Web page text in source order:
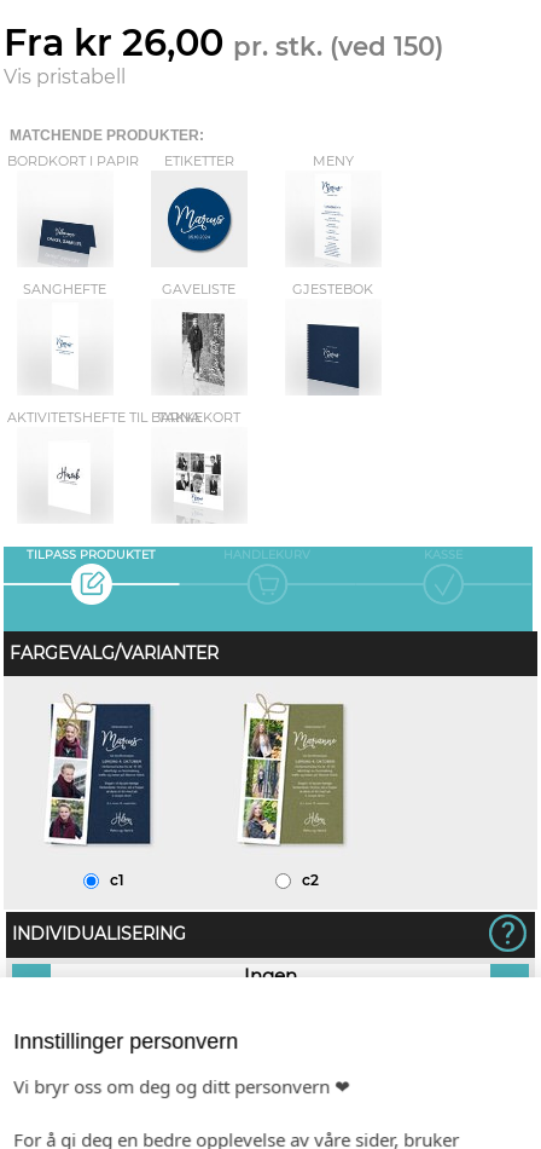
Fra kr 26,00 pr. stk. (ved 150)
Vis pristabell
MATCHENDE PRODUKTER:
BORDKORT I PAPIR
ETIKETTER MENY
SANGHEFTE GAVELISTE GJESTEBOK
AKTIVITETSHEFTE TIL BARNATAKKEKORT
TILPASS PRODUKTET HANDLEKURV KASSE
FARGEVALG/VARIANTER
c1 c2
INDIVIDUALISERING
Ingen
KONVOLUTT
Innstillinger personvern
Vi bryr oss om deg og ditt personvern ❤
For å gi deg en bedre opplevelse av våre sider, bruker